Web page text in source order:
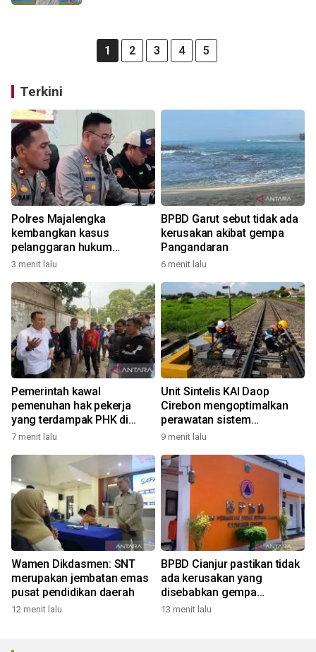
1 2 3 4 5
Terkini
Polres Majalengka
kembangkan kasus
pelanggaran hukum
produksi tembakau sintetis
3 menit lalu
BPBD Garut sebut tidak ada
kerusakan akibat gempa
Pangandaran
6 menit lalu
Pemerintah kawal
pemenuhan hak pekerja
yang terdampak PHK di
Cimahi
7 menit lalu
Unit Sintelis KAI Daop
Cirebon mengoptimalkan
perawatan sistem
perjalanan KA
9 menit lalu
Wamen Dikdasmen: SNT
merupakan jembatan emas
pusat pendidikan daerah
12 menit lalu
BPBD Cianjur pastikan tidak
ada kerusakan yang
disebabkan gempa
Pangandaran
13 menit lalu